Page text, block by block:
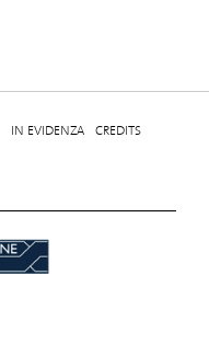
IN EVIDENZA CREDITS